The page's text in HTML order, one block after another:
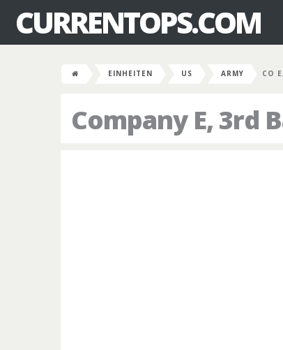
CURRENTOPS.COM
EINHEITEN US ARMY CO
Company E, 3rd